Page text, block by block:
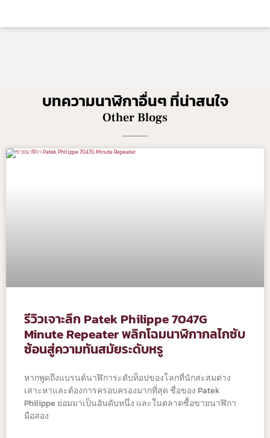
บทความนาฬิกาอื่นๆ ที่น่าสนใจ
Other Blogs
รีวิวเจาะลึก Patek Philippe 7047G
Minute Repeater พลิกโฉมนาฬิกากลไกซับ
ซ้อนสู่ความทันสมัยระดับหรู
หากพูดถึงแบรนด์นาฬิการะดับท็อปของโลกที่นักสะสมต่าง
เสาะหาและต้องการครอบครองมากที่สุด ชื่อของ Patek
Philippe ย่อมมาเป็นอันดับหนึ่ง และในตลาดซื้อขายนาฬิกา
มือสอง